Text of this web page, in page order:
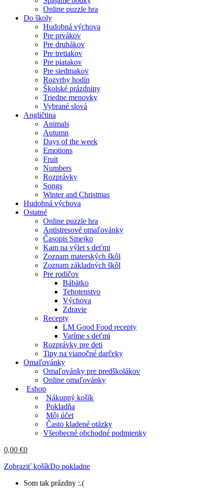
Online puzzle hra
Do školy
Hudobná výchova
Pre prvákov
Pre druhákov
Pre tretiakov
Pre piatakov
Pre siedmakov
Rozvrhy hodín
Školské prázdniny
Triedne menovky
Vybrané slová
Angličtina
Animals
Autumn
Days of the week
Emotions
Fruit
Numbers
Rozprávky
Songs
Winter and Christmas
Hudobná výchova
Ostatné
Online puzzle hra
Antistresové omaľovánky
Časopis Smejko
Kam na výlet s deťmi
Zoznam materských škôl
Zoznam základných škôl
Pre rodičov
Bábätko
Tehotenstvo
Výchova
Zdravie
Recepty
LM Good Food recepty
Varíme s deťmi
Rozprávky pre deti
Tipy na vianočné darčeky
Omaľovánky
Omaľovánky pre predškolákov
Online omaľovánky
Eshop
Nákupný košík
Pokladňa
Môj účet
Často kladené otázky
Všeobecné obchodné podmienky
0,00 €0
Zobraziť košíkDo pokladne
Som tak prázdny :.(